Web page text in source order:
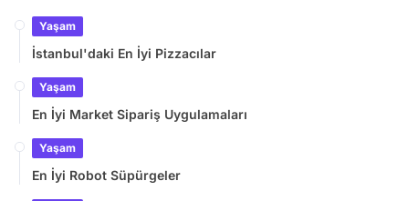
Yaşam
İstanbul'daki En İyi Pizzacılar
Yaşam
En İyi Market Sipariş Uygulamaları
Yaşam
En İyi Robot Süpürgeler